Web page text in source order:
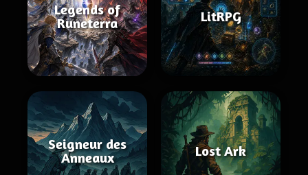
Legends of
Runeterra
LitRPG
Seigneur des
Anneaux
Lost Ark